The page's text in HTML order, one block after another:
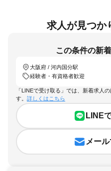
求人が見つか
この条件の新
大阪府 / 河内国分駅
経験者・有資格者歓迎
「LINEで受け取る」では、新着求人
す。 詳しくはこちら
LINE
メー